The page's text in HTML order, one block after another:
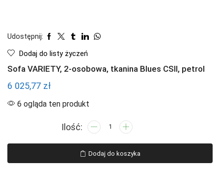
Udostępnij:
Dodaj do listy życzeń
Sofa VARIETY, 2-osobowa, tkanina Blues CSII, petrol
6 025,77 zł
6 ogląda ten produkt
ilość
VARIETY,
2-
Dodaj do koszyka